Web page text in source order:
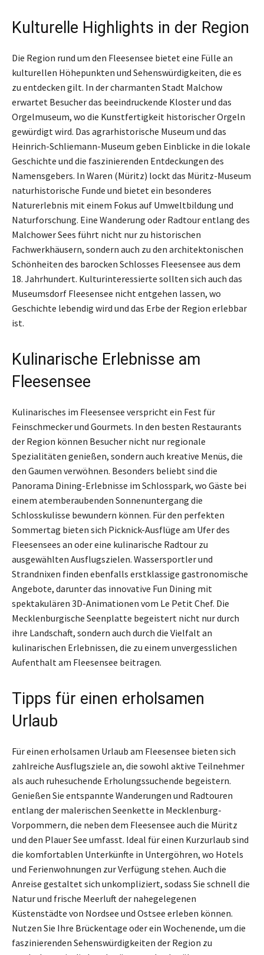
Kulturelle Highlights in der Region
Die Region rund um den Fleesensee bietet eine Fülle an
kulturellen Höhepunkten und Sehenswürdigkeiten, die es
zu entdecken gilt. In der charmanten Stadt Malchow
erwartet Besucher das beeindruckende Kloster und das
Orgelmuseum, wo die Kunstfertigkeit historischer Orgeln
gewürdigt wird. Das agrarhistorische Museum und das
Heinrich-Schliemann-Museum geben Einblicke in die lokale
Geschichte und die faszinierenden Entdeckungen des
Namensgebers. In Waren (Müritz) lockt das Müritz-Museum
naturhistorische Funde und bietet ein besonderes
Naturerlebnis mit einem Fokus auf Umweltbildung und
Naturforschung. Eine Wanderung oder Radtour entlang des
Malchower Sees führt nicht nur zu historischen
Fachwerkhäusern, sondern auch zu den architektonischen
Schönheiten des barocken Schlosses Fleesensee aus dem
18. Jahrhundert. Kulturinteressierte sollten sich auch das
Museumsdorf Fleesensee nicht entgehen lassen, wo
Geschichte lebendig wird und das Erbe der Region erlebbar
ist.
Kulinarische Erlebnisse am
Fleesensee
Kulinarisches im Fleesensee verspricht ein Fest für
Feinschmecker und Gourmets. In den besten Restaurants
der Region können Besucher nicht nur regionale
Spezialitäten genießen, sondern auch kreative Menüs, die
den Gaumen verwöhnen. Besonders beliebt sind die
Panorama Dining-Erlebnisse im Schlosspark, wo Gäste bei
einem atemberaubenden Sonnenuntergang die
Schlosskulisse bewundern können. Für den perfekten
Sommertag bieten sich Picknick-Ausflüge am Ufer des
Fleesensees an oder eine kulinarische Radtour zu
ausgewählten Ausflugszielen. Wassersportler und
Strandnixen finden ebenfalls erstklassige gastronomische
Angebote, darunter das innovative Fun Dining mit
spektakulären 3D-Animationen vom Le Petit Chef. Die
Mecklenburgische Seenplatte begeistert nicht nur durch
ihre Landschaft, sondern auch durch die Vielfalt an
kulinarischen Erlebnissen, die zu einem unvergesslichen
Aufenthalt am Fleesensee beitragen.
Tipps für einen erholsamen
Urlaub
Für einen erholsamen Urlaub am Fleesensee bieten sich
zahlreiche Ausflugsziele an, die sowohl aktive Teilnehmer
als auch ruhesuchende Erholungssuchende begeistern.
Genießen Sie entspannte Wanderungen und Radtouren
entlang der malerischen Seenkette in Mecklenburg-
Vorpommern, die neben dem Fleesensee auch die Müritz
und den Plauer See umfasst. Ideal für einen Kurzurlaub sind
die komfortablen Unterkünfte in Untergöhren, wo Hotels
und Ferienwohnungen zur Verfügung stehen. Auch die
Anreise gestaltet sich unkompliziert, sodass Sie schnell die
Natur und frische Meerluft der nahegelegenen
Küstenstädte von Nordsee und Ostsee erleben können.
Nutzen Sie Ihre Brückentage oder ein Wochenende, um die
faszinierenden Sehenswürdigkeiten der Region zu